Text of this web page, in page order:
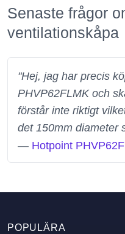
Senaste frågor
ventilationskåpa
"Hej, jag har precis
PHVP62FLMK och
förstår inte riktigt
det 150mm diameter
— Hotpoint
POPULÄRA